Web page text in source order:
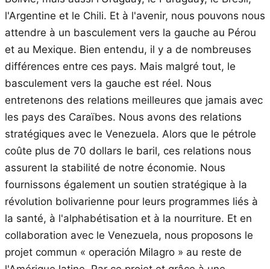
l'Argentine et le Chili. Et à l'avenir, nous pouvons nous
attendre à un basculement vers la gauche au Pérou
et au Mexique. Bien entendu, il y a de nombreuses
différences entre ces pays. Mais malgré tout, le
basculement vers la gauche est réel. Nous
entretenons des relations meilleures que jamais avec
les pays des Caraïbes. Nous avons des relations
stratégiques avec le Venezuela. Alors que le pétrole
coûte plus de 70 dollars le baril, ces relations nous
assurent la stabilité de notre économie. Nous
fournissons également un soutien stratégique à la
révolution bolivarienne pour leurs programmes liés à
la santé, à l'alphabétisation et à la nourriture. Et en
collaboration avec le Venezuela, nous proposons le
projet commun « operación Milagro » au reste de